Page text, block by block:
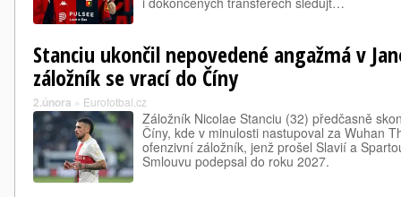
Stanciu ukončil nepovedené angažmá v
záložník se vrací do Číny
2.února » Eurofotbal.cz
Záložník Nicolae Stanciu (32) předčasně
Číny, kde v minulosti nastupoval za Wuhan
ofenzivní záložník, jenž prošel Slavií a
Smlouvu podepsal do roku 2027.